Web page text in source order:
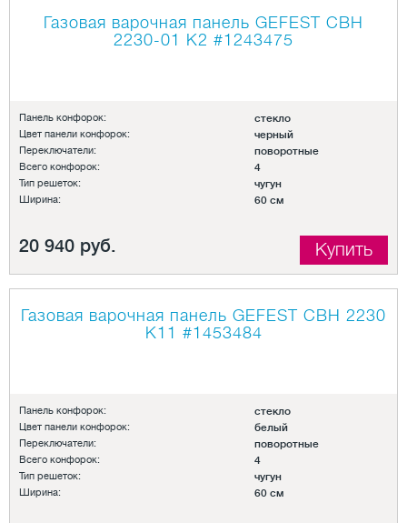
Газовая варочная панель GEFEST СВН
2230-01 К2 #1243475
Панель конфорок: стекло
Цвет панели конфорок: черный
Переключатели: поворотные
Всего конфорок: 4
Тип решеток: чугун
Ширина: 60 см
20 940 руб. Купить
Газовая варочная панель GEFEST СВН 2230
К11 #1453484
Панель конфорок: стекло
Цвет панели конфорок: белый
Переключатели: поворотные
Всего конфорок: 4
Тип решеток: чугун
Ширина: 60 см